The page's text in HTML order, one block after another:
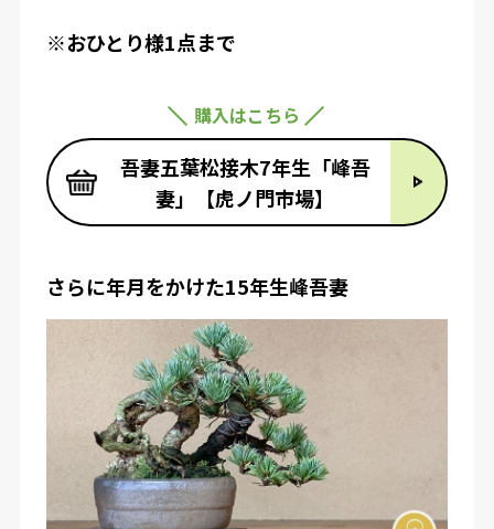
※おひとり様1点まで
購入はこちら
吾妻五葉松接木7年生「峰吾
妻」【虎ノ門市場】
さらに年月をかけた15年生峰吾妻